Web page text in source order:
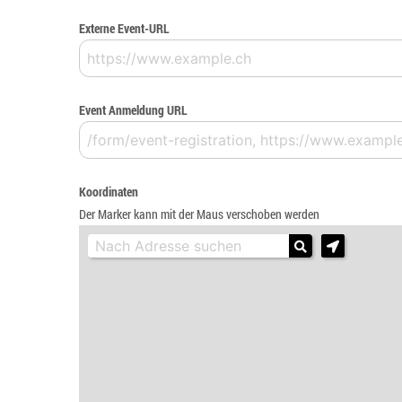
Externe Event-URL
Event Anmeldung URL
Koordinaten
Der Marker kann mit der Maus verschoben werden